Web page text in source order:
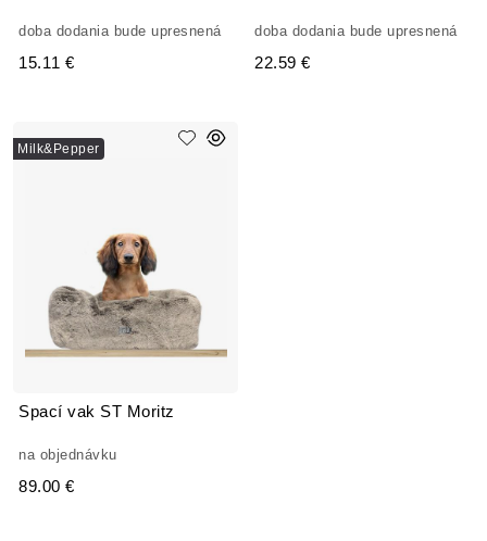
doba dodania bude upresnená
15.11 €
doba dodania bude upresnená
22.59 €
Spací vak ST Moritz
Milk&Pepper
na objednávku
89.00 €